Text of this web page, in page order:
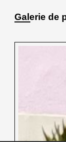
Galerie de